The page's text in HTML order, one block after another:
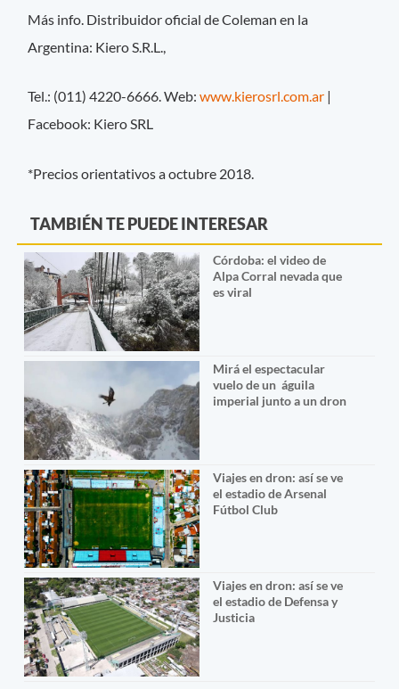
Más info. Distribuidor oficial de Coleman en la
Argentina: Kiero S.R.L.,
Tel.: (011) 4220-6666. Web:www.kierosrl.com.ar |
Facebook: Kiero SRL
*Precios orientativos a octubre 2018.
TAMBIÉN TE PUEDE INTERESAR
Córdoba: el video de
Alpa Corral nevada que
es viral
Mirá el espectacular
vuelo de un águila
imperial junto a un dron
Viajes en dron: así se ve
el estadio de Arsenal
Fútbol Club
Viajes en dron: así se ve
el estadio de Defensa y
Justicia